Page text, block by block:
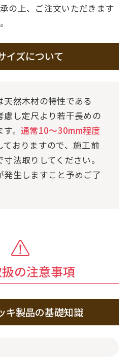
の上、ご注文いただきます
イズについて
天然木材の特性である
慮し定尺より若干長めの
す。通常10～30mm程度
ておりますので、施工前
法取りしてください。
発生しますこと予めご了
の注意事項
キ製品の基礎知識